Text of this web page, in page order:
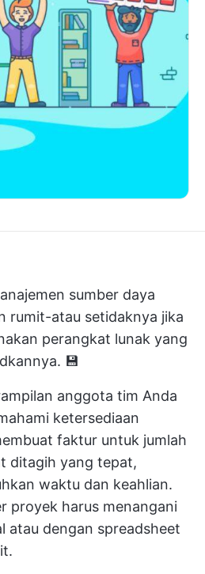
sumber daya
rumit-atau setidaknya jika
perangkat lunak yang
💾
anggota tim Anda
ketersediaan
faktur untuk jumlah
ditagih yang tepat,
waktu dan keahlian.
proyek harus menangani
atau dengan spreadsheet